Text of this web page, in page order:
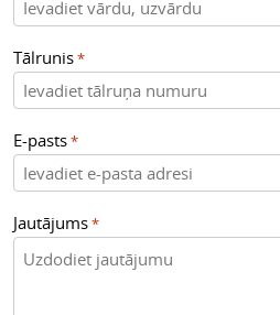
Tālrunis*
E-pasts*
Jautājums*